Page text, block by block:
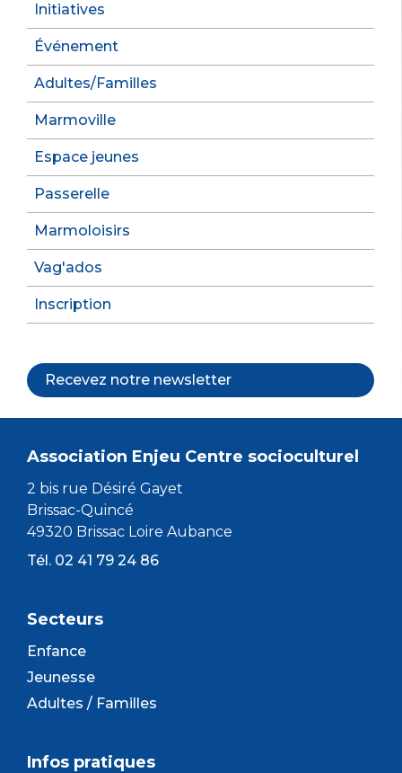
Initiatives
Événement
Adultes/Familles
Marmoville
Espace jeunes
Passerelle
Marmoloisirs
Vag'ados
Inscription
Recevez notre newsletter
Association Enjeu Centre socioculturel
2 bis rue Désiré Gayet
Brissac-Quincé
49320 Brissac Loire Aubance
Tél. 02 41 79 24 86
Secteurs
Enfance
Jeunesse
Adultes / Familles
Infos pratiques